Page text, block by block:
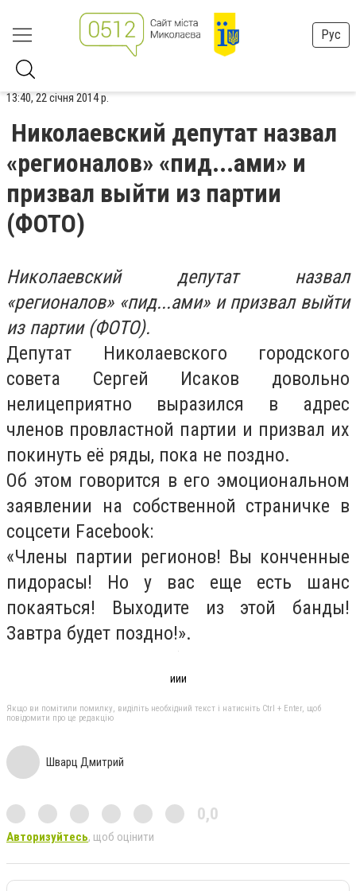
Рус
13:40, 22 січня 2014 р.
Николаевский депутат назвал
«регионалов» «пид...ами» и
призвал выйти из партии
(ФОТО)
Николаевский депутат назвал
«регионалов» «пид...ами» и призвал выйти
из партии (ФОТО).
Депутат Николаевского городского
совета Сергей Исаков довольно
нелицеприятно выразился в адрес
членов провластной партии и призвал их
покинуть её ряды, пока не поздно.
Об этом говорится в его эмоциональном
заявлении на собственной страничке в
соцсети Facebook:
«Члены партии регионов! Вы конченные
пидорасы! Но у вас еще есть шанс
покаяться! Выходите из этой банды!
Завтра будет поздно!».
иии
Якщо ви помітили помилку, виділіть необхідний текст і натисніть Ctrl + Enter, щоб
повідомити про це редакцію
Шварц Дмитрий
0,0
Авторизуйтесь, щоб оцінити